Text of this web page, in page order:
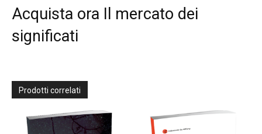
Acquista ora Il mercato dei
significati
Prodotti correlati